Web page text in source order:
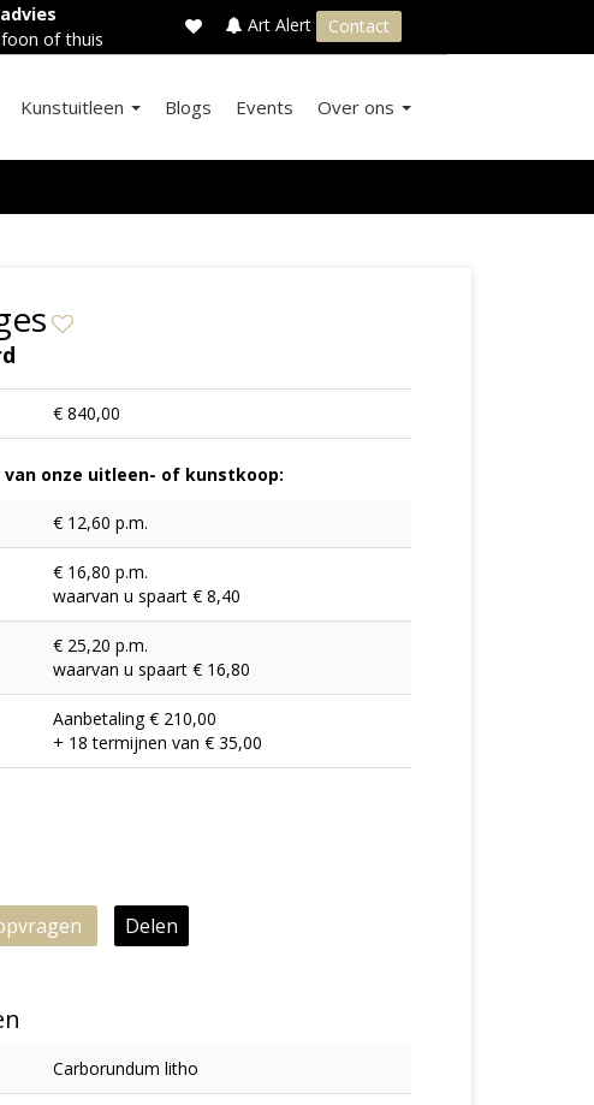
of thuis
Art Alert Contact
Kunstuitleen Blogs Events Over ons
€ 840,00
onze uitleen- of kunstkoop:
€ 12,60 p.m.
€ 16,80 p.m.
waarvan u spaart € 8,40
€ 25,20 p.m.
waarvan u spaart € 16,80
Aanbetaling € 210,00
+ 18 termijnen van € 35,00
Delen
Carborundum litho